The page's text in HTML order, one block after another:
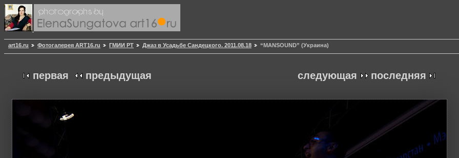
art16.ru Фотогалерея ART16.ru ГМИИ РТ Джаз в Усадьбе Сандецкого. 2011.08.18 “MANSOUND” (Украина)
следующая последняя
первая предыдущая